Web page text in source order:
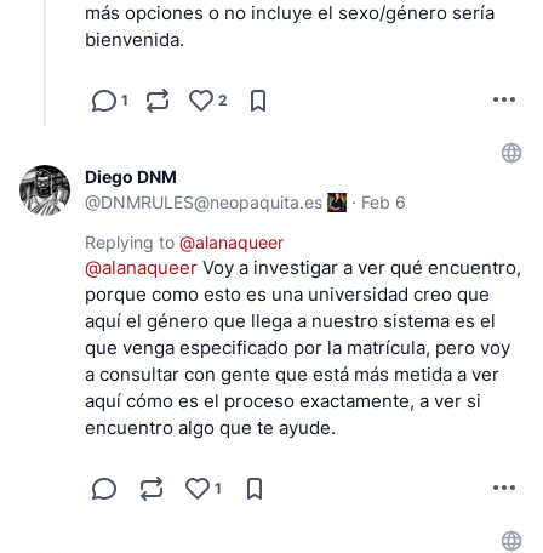
más opciones o no incluye el sexo/género sería
bienvenida.
1 2
Diego DNM
@DNMRULES@neopaquita.es · Feb 6
Replying to @alanaqueer
@alanaqueer Voy a investigar a ver qué encuentro,
porque como esto es una universidad creo que
aquí el género que llega a nuestro sistema es el
que venga especificado por la matrícula, pero voy
a consultar con gente que está más metida a ver
aquí cómo es el proceso exactamente, a ver si
encuentro algo que te ayude.
1